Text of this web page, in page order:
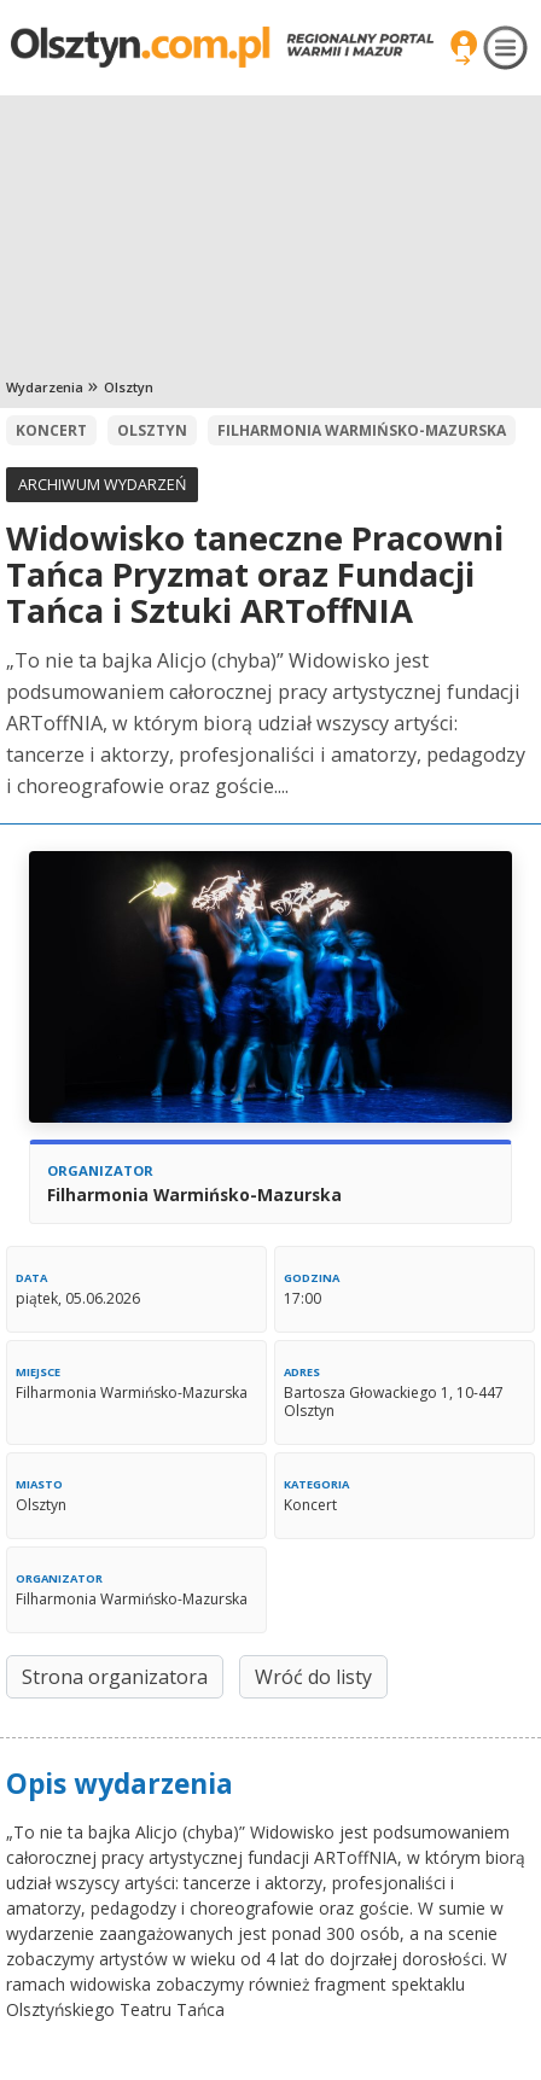
Wydarzenia Olsztyn
KONCERT OLSZTYN FILHARMONIA WARMIŃSKO-MAZURSKA
ARCHIWUM WYDARZEŃ
Widowisko taneczne Pracowni
Tańca Pryzmat oraz Fundacji
Tańca i Sztuki ARToffNIA
„To nie ta bajka Alicjo (chyba)” Widowisko jest
podsumowaniem całorocznej pracy artystycznej fundacji
ARToffNIA, w którym biorą udział wszyscy artyści:
tancerze i aktorzy, profesjonaliści i amatorzy, pedagodzy
i choreografowie oraz goście....
ORGANIZATOR
Filharmonia Warmińsko-Mazurska
DATA
piątek, 05.06.2026
GODZINA
17:00
MIEJSCE
Filharmonia Warmińsko-Mazurska
ADRES
Bartosza Głowackiego 1, 10-447
Olsztyn
MIASTO
Olsztyn
KATEGORIA
Koncert
ORGANIZATOR
Filharmonia Warmińsko-Mazurska
Strona organizatora Wróć do listy
Opis wydarzenia
„To nie ta bajka Alicjo (chyba)” Widowisko jest podsumowaniem
całorocznej pracy artystycznej fundacji ARToffNIA, w którym biorą
udział wszyscy artyści: tancerze i aktorzy, profesjonaliści i
amatorzy, pedagodzy i choreografowie oraz goście. W sumie w
wydarzenie zaangażowanych jest ponad 300 osób, a na scenie
zobaczymy artystów w wieku od 4 lat do dojrzałej dorosłości. W
ramach widowiska zobaczymy również fragment spektaklu
Olsztyńskiego Teatru Tańca